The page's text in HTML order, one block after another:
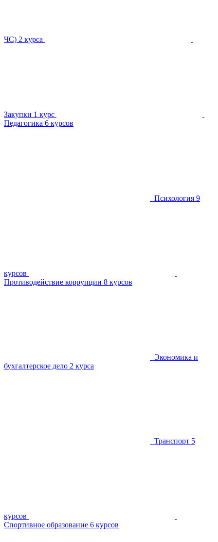
ЧС) 2 курса
Закупки 1 курс
Педагогика 6 курсов
Психология 9
курсов
Противодействие коррупции 8 курсов
Экономика и
бухгалтерское дело 2 курса
Транспорт 5
курсов
Спортивное образование 6 курсов